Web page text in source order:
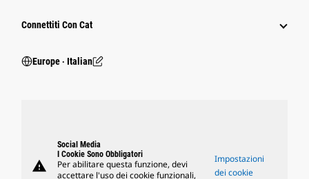
Connettiti Con Cat
Europe ‧ Italian
warning
Social Media
I Cookie Sono Obbligatori
Per abilitare questa funzione, devi
accettare l'uso dei cookie funzionali,
Impostazioni
dei cookie